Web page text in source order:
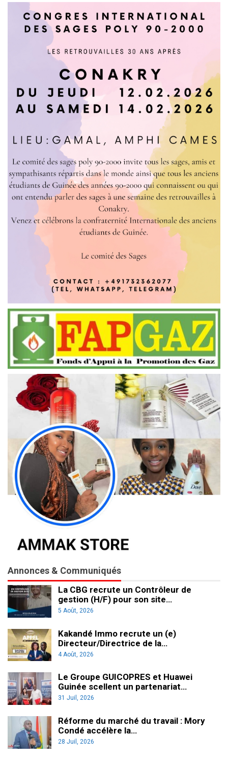
Annonces & Communiqués
La CBG recrute un Contrôleur de
gestion (H/F) pour son site…
5 Août, 2026
Kakandé Immo recrute un (e)
Directeur/Directrice de la…
4 Août, 2026
Le Groupe GUICOPRES et Huawei
Guinée scellent un partenariat…
31 Juil, 2026
Réforme du marché du travail : Mory
Condé accélère la…
28 Juil, 2026